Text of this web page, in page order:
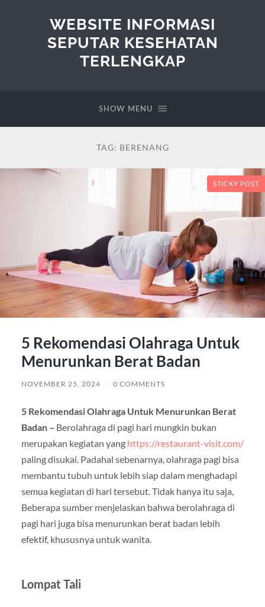
WEBSITE INFORMASI
SEPUTAR KESEHATAN
TERLENGKAP
SHOW MENU
TAG: BERENANG
STICKY POST
5 Rekomendasi Olahraga Untuk
Menurunkan Berat Badan
NOVEMBER 25, 2024 / 0 COMMENTS
5 Rekomendasi Olahraga Untuk Menurunkan Berat
Badan – Berolahraga di pagi hari mungkin bukan
merupakan kegiatan yang https://restaurant-visit.com/
paling disukai. Padahal sebenarnya, olahraga pagi bisa
membantu tubuh untuk lebih siap dalam menghadapi
semua kegiatan di hari tersebut. Tidak hanya itu saja,
Beberapa sumber menjelaskan bahwa berolahraga di
pagi hari juga bisa menurunkan berat badan lebih
efektif, khususnya untuk wanita.
Lompat Tali